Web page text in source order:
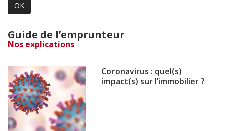
OK
Guide de l’emprunteur
Nos explications
Coronavirus : quel(s)
impact(s) sur l’immobilier ?